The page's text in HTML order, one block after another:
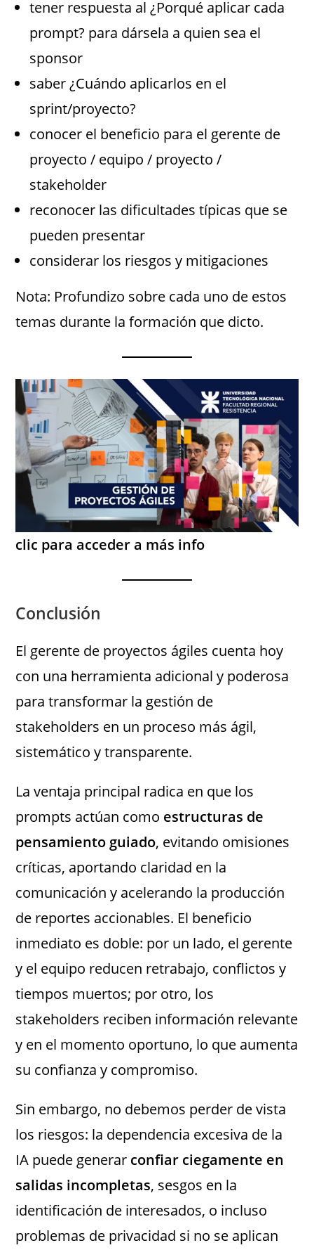
tener respuesta al ¿Porqué aplicar cada
prompt? para dársela a quien sea el
sponsor
saber ¿Cuándo aplicarlos en el
sprint/proyecto?
conocer el beneficio para el gerente de
proyecto / equipo / proyecto /
stakeholder
reconocer las dificultades típicas que se
pueden presentar
considerar los riesgos y mitigaciones
Nota: Profundizo sobre cada uno de estos
temas durante la formación que dicto.
clic para acceder a más info
Conclusión
El gerente de proyectos ágiles cuenta hoy
con una herramienta adicional y poderosa
para transformar la gestión de
stakeholders en un proceso más ágil,
sistemático y transparente.
La ventaja principal radica en que los
prompts actúan como estructuras de
pensamiento guiado, evitando omisiones
críticas, aportando claridad en la
comunicación y acelerando la producción
de reportes accionables. El beneficio
inmediato es doble: por un lado, el gerente
y el equipo reducen retrabajo, conflictos y
tiempos muertos; por otro, los
stakeholders reciben información relevante
y en el momento oportuno, lo que aumenta
su confianza y compromiso.
Sin embargo, no debemos perder de vista
los riesgos: la dependencia excesiva de la
IA puede generar confiar ciegamente en
salidas incompletas, sesgos en la
identificación de interesados, o incluso
problemas de privacidad si no se aplican